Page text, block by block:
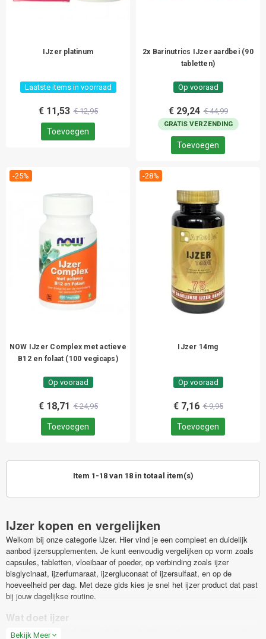
IJzer platinum
Laatste items in voorraad
€ 11,53 € 12,95
Toevoegen
2x Barinutrics IJzer aardbei (90
tabletten)
Op vooraad
€ 29,24 € 44,99
GRATIS VERZENDING
Toevoegen
-25%
NOW IJzer Complex met actieve
B12 en folaat (100 vegicaps)
Op vooraad
€ 18,71 € 24,95
Toevoegen
-28%
IJzer 14mg
Op vooraad
€ 7,16 € 9,95
Toevoegen
Item 1-18 van 18 in totaal item(s)
IJzer kopen en vergelijken
Welkom bij onze categorie IJzer. Hier vind je een compleet en duidelijk
aanbod ijzersupplementen. Je kunt eenvoudig vergelijken op vorm zoals
capsules, tabletten, vloeibaar of poeder, op verbinding zoals ijzer
bisglycinaat, ijzerfumaraat, ijzergluconaat of ijzersulfaat, en op de
hoeveelheid per dag. Met deze gids kies je snel het ijzer product dat past
bij jouw dagelijkse routine.
Wat doet ijzer
IJzer is een mineraal dat je lichaam gebruikt voor de aanmaak van rode
Bekijk Meerexpand_more